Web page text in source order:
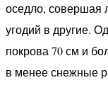
оседло, совершая
угодий в другие.
покрова 70 см и
в менее снежные